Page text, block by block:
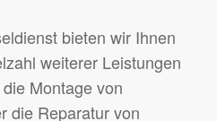
bieten wir Ihnen
weiterer Leistungen
Montage von
die Reparatur von